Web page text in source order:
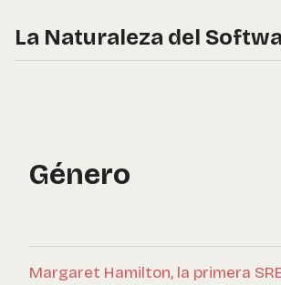
La Naturaleza del
Género
Margaret Hamilton, la primera